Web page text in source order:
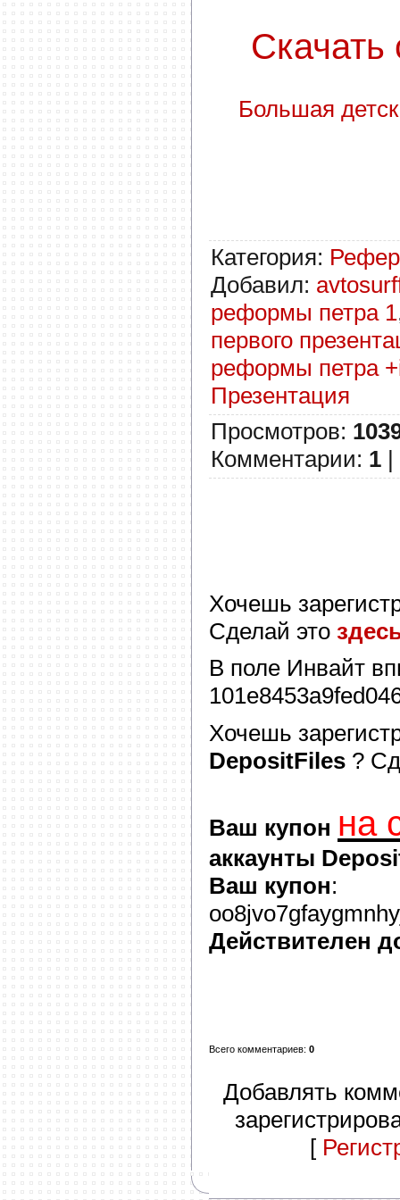
Скачать
Большая
Категория:
Добавил:
реформы петра 1
первого
реформы петра
Презентация
Просмотров:
Комментарии: 1 |
Хочешь
Сделай это
В поле Инвайт
Хочешь
DepositFiles ?
Ваш купон на
аккаунты
Ваш купон:
Действителен
Всего комментариев: 0
Добавлять
[